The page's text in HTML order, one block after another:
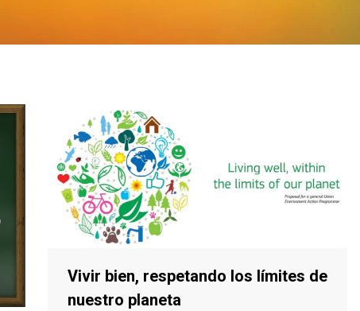
Vivir bien, respetando los límites de
nuestro planeta